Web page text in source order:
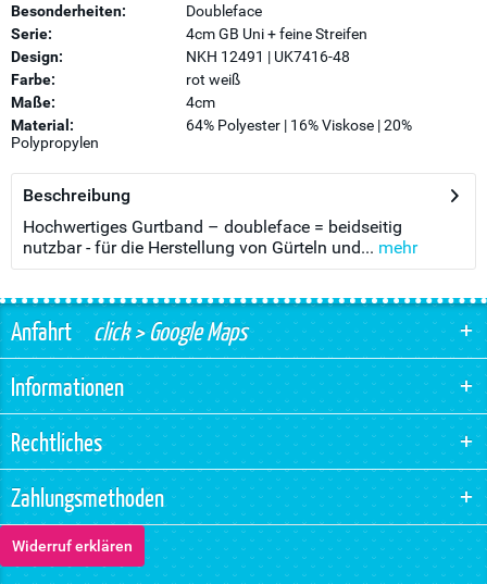
Besonderheiten:
Doubleface
Serie:
4cm GB Uni + feine Streifen
Design:
NKH 12491 | UK7416-48
Farbe:
rot weiß
Maße:
4cm
Material:
64% Polyester | 16% Viskose | 20%
Polypropylen
Beschreibung
Hochwertiges Gurtband – doubleface = beidseitig
nutzbar - für die Herstellung von Gürteln und... mehr
Anfahrtclick > Google Maps
Informationen
Rechtliches
Zahlungsmethoden
Widerruf erklären